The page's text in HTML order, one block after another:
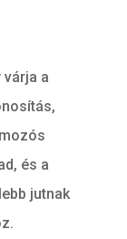
a
és a
jutnak